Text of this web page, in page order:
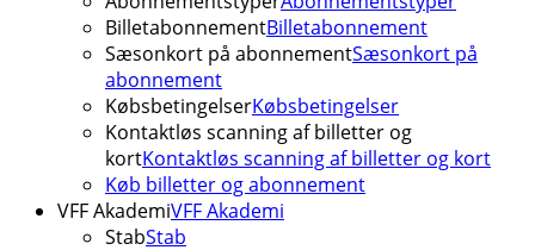
BilletabonnementBilletabonnement
Sæsonkort på abonnementSæsonkort på
abonnement
KøbsbetingelserKøbsbetingelser
Kontaktløs scanning af billetter og
kortKontaktløs scanning af billetter og kort
Køb billetter og abonnement
VFF AkademiVFF Akademi
StabStab